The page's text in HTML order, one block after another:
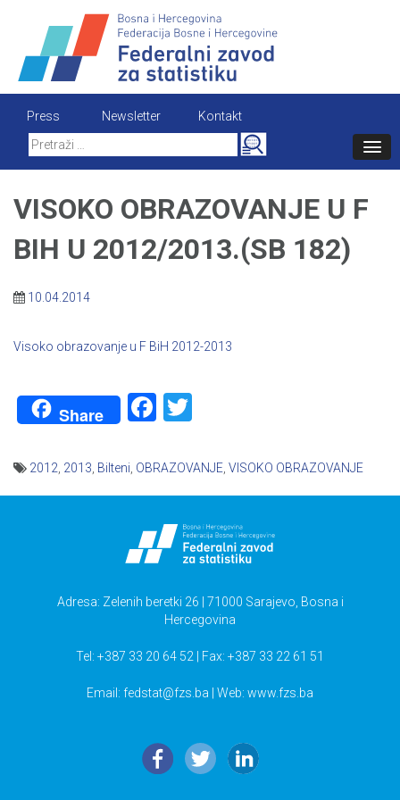
content
Press Newsletter
Kontakt
Search
for:
VISOKO OBRAZOVANJE U F
BIH U 2012/2013.(SB 182)
10.04.2014
Visoko obrazovanje u F BiH 2012-2013
Share Facebook
2012 2013 Bilteni OBRAZOVANJE VISOKO OBRAZOVANJE
Adresa: Zelenih beretki 26 | 71000 Sarajevo, Bosna i
Hercegovina
Tel: +387 33 20 64 52 | Fax: +387 33 22 61 51
Email: fedstat@fzs.ba | Web: www.fzs.ba